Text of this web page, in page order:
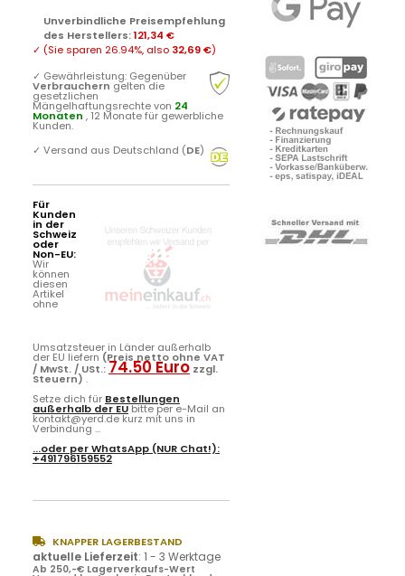
Unverbindliche Preisempfehlung
des Herstellers:121,34 €
✓ (Sie sparen 26.94%, also 32,69 €)
✓ Gewährleistung: Gegenüber
Verbrauchern gelten die
gesetzlichen
Mängelhaftungsrechte von 24
Monaten , 12 Monate für gewerbliche
Kunden.
✓ Versand aus Deutschland (DE)
Für
Kunden
in der
Schweiz
oder
Non-EU:
Wir
können
diesen
Artikel
ohne
Umsatzsteuer in Länder außerhalb
der EU liefern (Preis netto ohne VAT
/ MwSt. / USt.:74.50 Euro zzgl.
Steuern) .
Setze dich für Bestellungen
außerhalb der EUbitte per e-Mail an
kontakt@yerd.de kurz mit uns in
Verbindung ...
...oder perWhatsApp (NUR Chat!):
+491796159552
KNAPPER LAGERBESTAND
aktuelle Lieferzeit: 1 - 3 Werktage
Ab 250,-€ Lagerverkaufs-Wert